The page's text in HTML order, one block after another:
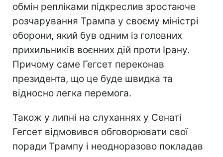
обмін репліками підкреслив зростаюче
розчарування Трампа у своєму міністрі
оборони, який був одним із головних
прихильників воєнних дій проти Ірану.
Причому саме Гегсет переконав
президента, що це буде швидка та
відносно легка перемога.
Також у липні на слуханнях у Сенаті
Гегсет відмовився обговорювати свої
поради Трампу і неодноразово покладав